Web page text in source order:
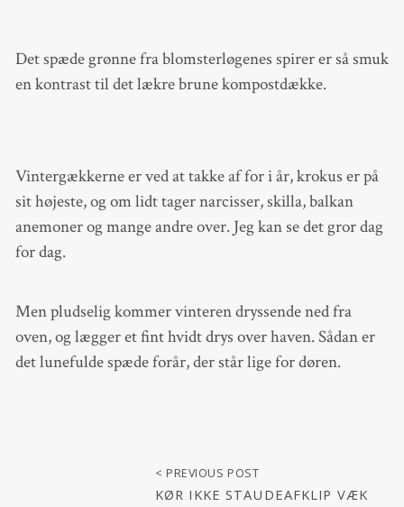
Det spæde grønne fra blomsterløgenes spirer er så smuk
en kontrast til det lækre brune kompostdække.
Vintergækkerne er ved at takke af for i år, krokus er på
sit højeste, og om lidt tager narcisser, skilla, balkan
anemoner og mange andre over. Jeg kan se det gror dag
for dag.
Men pludselig kommer vinteren dryssende ned fra
oven, og lægger et fint hvidt drys over haven. Sådan er
det lunefulde spæde forår, der står lige for døren.
< PREVIOUS POST
KØR IKKE STAUDEAFKLIP VÆK